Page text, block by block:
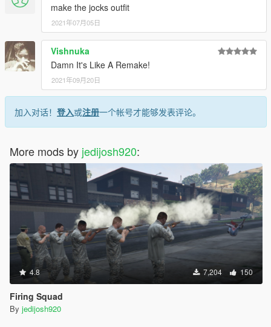
make the jocks outfit
2021年07月05日
Vishnuka
Damn It's Like A Remake!
2021年09月20日
加入对话！ 登入或注册一个帐号才能够发表评论。
More mods by jedijosh920:
4.8 7,204 150
Firing Squad
By jedijosh920